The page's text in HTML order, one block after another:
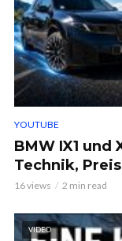
YOUTUBE
BMW IX1 und
Technik,
16 views 2 min read
VIDEO